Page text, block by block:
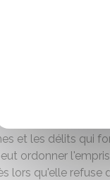
compter du jour où
compter du jour
un
et les délits qui
ordonner
lors qu'elle refuse